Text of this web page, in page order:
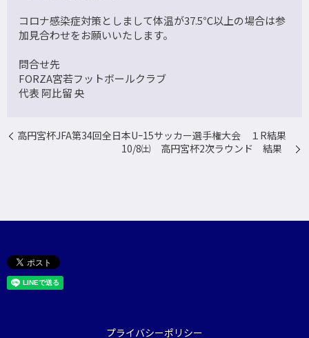
コロナ感染症対策としまして体温が37.5℃以上の場合は参
加見合わせをお願いいたします。
問合せ先
FORZA宮若フットボールクラブ
代表 阿比留 央
高円宮杯JFA第34回全日本Uｰ15サッカー選手権大会 １R結果
10/8㈯ 高円宮杯2次ラウンド 結果
プライバシーポリシー